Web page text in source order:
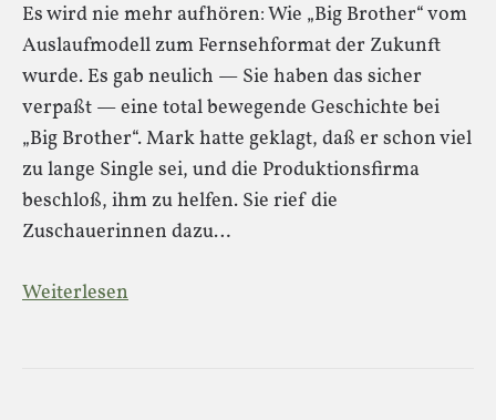
Es wird nie mehr aufhören: Wie „Big Brother“ vom
Auslaufmodell zum Fernsehformat der Zukunft
wurde. Es gab neulich — Sie haben das sicher
verpaßt — eine total bewegende Geschichte bei
„Big Brother“. Mark hatte geklagt, daß er schon viel
zu lange Single sei, und die Produktionsfirma
beschloß, ihm zu helfen. Sie rief die
Zuschauerinnen dazu…
Weiterlesen